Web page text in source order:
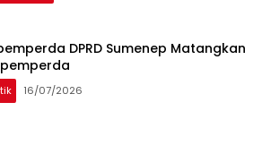
DPRD Sumenep Matangkan
16/07/2026